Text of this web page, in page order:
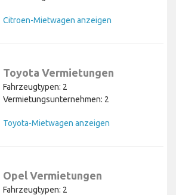
Citroen-Mietwagen anzeigen
Toyota Vermietungen
Fahrzeugtypen: 2
Vermietungsunternehmen: 2
Toyota-Mietwagen anzeigen
Opel Vermietungen
Fahrzeugtypen: 2